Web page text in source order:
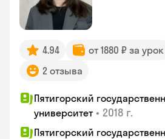
4.94 от 1880 ₽ за урок
2 отзыва
Пятигорский
университет • 2018 г.
Пятигорский